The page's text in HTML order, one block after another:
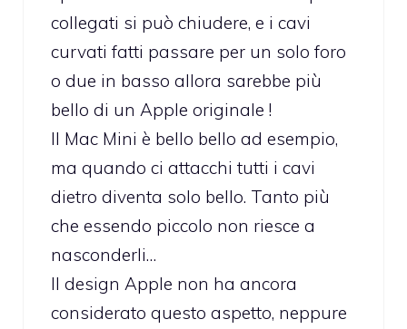
collegati si può chiudere, e i cavi
curvati fatti passare per un solo foro
o due in basso allora sarebbe più
bello di un Apple originale !
Il Mac Mini è bello bello ad esempio,
ma quando ci attacchi tutti i cavi
dietro diventa solo bello. Tanto più
che essendo piccolo non riesce a
nasconderli…
Il design Apple non ha ancora
considerato questo aspetto, neppure